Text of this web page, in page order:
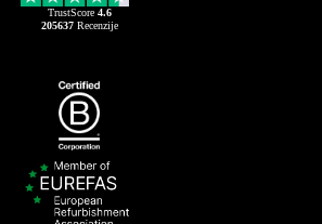
TrustScore 4.6
205637Recenzije